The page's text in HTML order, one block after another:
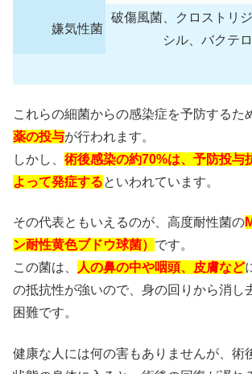
嫌気性菌
破傷風菌、クロストリ
シル、バクテ
これらの細菌からの感染症を予防するた
薬の投与が行われます。
しかし、 術後感染の約70%は、予防投与
よって発症するといわれています。
その代表ともいえるのが、高度耐性菌の
ン耐性黄色ブドウ球菌） です。
この菌は、
人の鼻の中や咽頭、皮膚など
の抵抗性が強いので、身の回りから消し
困難です。
健康な人には何の害もありませんが、術